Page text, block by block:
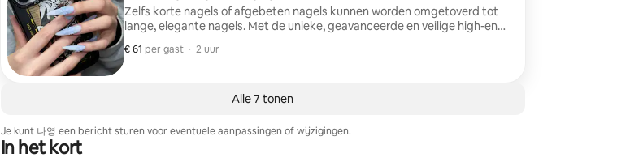
Zelfs korte nagels of afgebeten nagels kunnen worden omgetoverd tot
lange, elegante nagels. Met de unieke, geavanceerde en veilige high-end
zo licht en natuurlijk zijn als echte nagels. Ervaar prachtige vingertoppen
service omvat alleen de behandeling ‘nagelverlenging
kleur, kleurverloop, kunst van de maand – informeer naar extra opties.)
€ 61 per gast
€ 61 per gast
, · 2 uur
Alle 7 tonen
Je kunt 나영 een bericht sturen voor eventuele aanpassingen of wijzigingen.
In het kort